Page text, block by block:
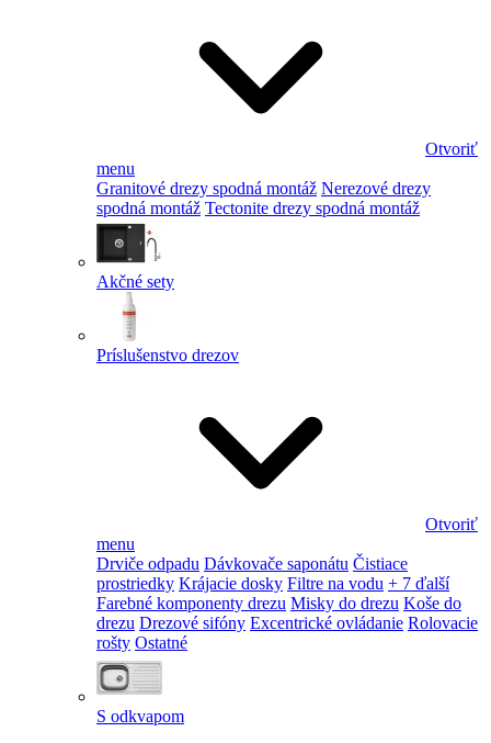
Otvoriť
menu
Granitové drezy spodná montáž Nerezové drezy
spodná montáž Tectonite drezy spodná montáž
Akčné sety
Príslušenstvo drezov
Otvoriť
menu
Drviče odpadu Dávkovače saponátu Čistiace
prostriedky Krájacie dosky Filtre na vodu + 7 ďalší
Farebné komponenty drezu Misky do drezu Koše do
drezu Drezové sifóny Excentrické ovládanie Rolovacie
rošty Ostatné
S odkvapom